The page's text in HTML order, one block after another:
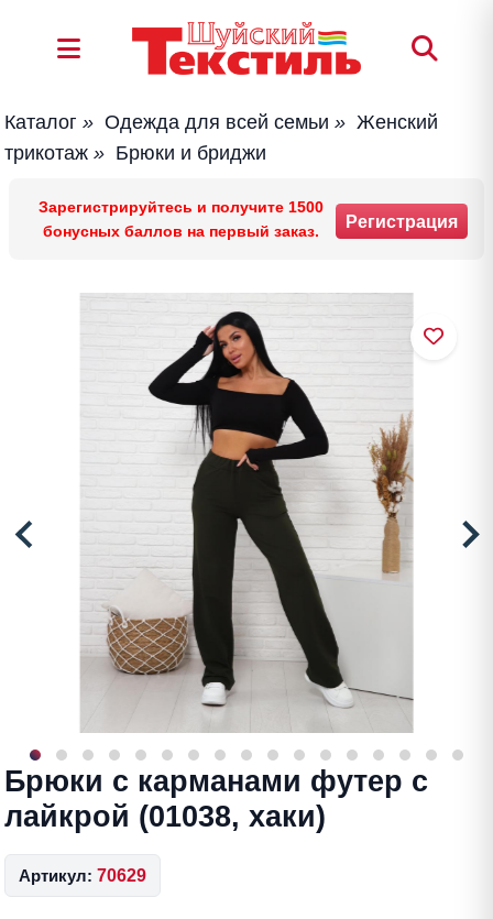
Каталог » Одежда для всей семьи » Женский
трикотаж » Брюки и бриджи
Зарегистрируйтесь и получите 1500
бонусных баллов на первый заказ.
Регистрация
Брюки с карманами футер с
лайкрой (01038, хаки)
Артикул: 70629